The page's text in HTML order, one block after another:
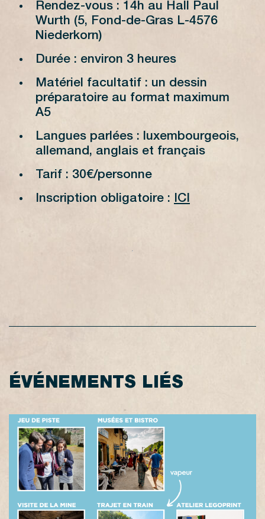
Rendez-vous : 14h au Hall Paul
Wurth (5, Fond-de-Gras L-4576
Niederkorn)
Durée : environ 3 heures
Matériel facultatif : un dessin
préparatoire au format maximum
A5
Langues parlées : luxembourgeois,
allemand, anglais et français
Tarif : 30€/personne
Inscription obligatoire : ICI
ÉVÉNEMENTS LIÉS